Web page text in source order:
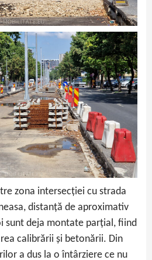
zona intersecției cu strada
distanță de aproximativ
sunt deja montate parțial, fiind
calibrării și betonării. Din
a dus la o întârziere ce nu